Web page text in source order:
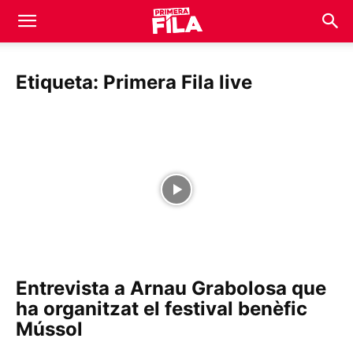
Etiqueta: Primera Fila live
Entrevista a Arnau Grabolosa que
ha organitzat el festival benèfic
Mússol